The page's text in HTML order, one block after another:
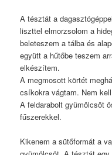
A tésztát a
liszttel elmorzsolom a
beleteszem a tálba és
együtt a hűtőbe teszem
elkészítem.
A megmosott körtét
csíkokra vágtam. Nem
A feldarabolt gyümölcsöt
fűszerekkel.
Kikenem a sütőformát a